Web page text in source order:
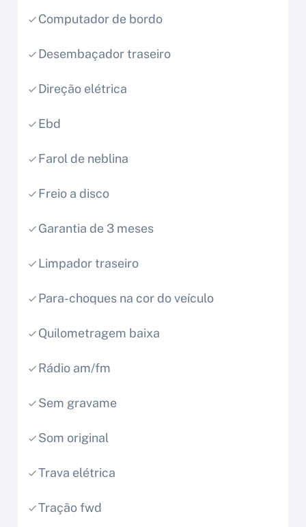
Computador de bordo
Desembaçador traseiro
Direção elétrica
Ebd
Farol de neblina
Freio a disco
Garantia de 3 meses
Limpador traseiro
Para-choques na cor do veículo
Quilometragem baixa
Rádio am/fm
Sem gravame
Som original
Trava elétrica
Tração fwd